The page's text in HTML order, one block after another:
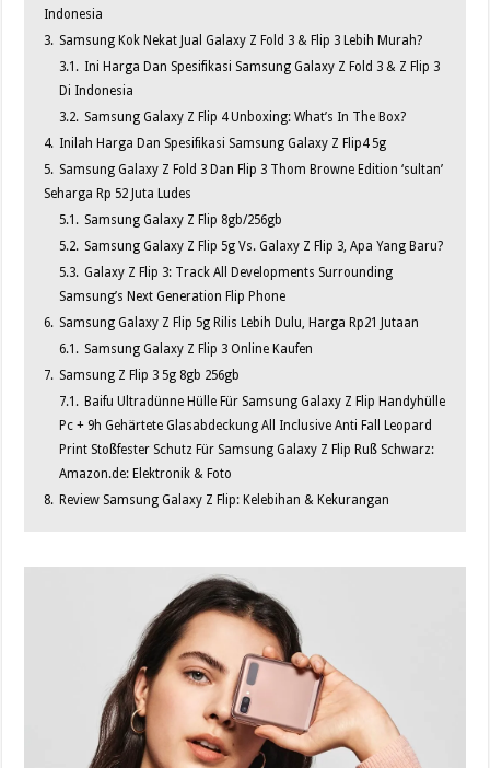
Indonesia
3. Samsung Kok Nekat Jual Galaxy Z Fold 3 & Flip 3 Lebih Murah?
3.1. Ini Harga Dan Spesifikasi Samsung Galaxy Z Fold 3 & Z Flip 3
Di Indonesia
3.2. Samsung Galaxy Z Flip 4 Unboxing: What’s In The Box?
4. Inilah Harga Dan Spesifikasi Samsung Galaxy Z Flip4 5g
5. Samsung Galaxy Z Fold 3 Dan Flip 3 Thom Browne Edition ‘sultan’
Seharga Rp 52 Juta Ludes
5.1. Samsung Galaxy Z Flip 8gb/256gb
5.2. Samsung Galaxy Z Flip 5g Vs. Galaxy Z Flip 3, Apa Yang Baru?
5.3. Galaxy Z Flip 3: Track All Developments Surrounding
Samsung’s Next Generation Flip Phone
6. Samsung Galaxy Z Flip 5g Rilis Lebih Dulu, Harga Rp21 Jutaan
6.1. Samsung Galaxy Z Flip 3 Online Kaufen
7. Samsung Z Flip 3 5g 8gb 256gb
7.1. Baifu Ultradünne Hülle Für Samsung Galaxy Z Flip Handyhülle
Pc + 9h Gehärtete Glasabdeckung All Inclusive Anti Fall Leopard
Print Stoßfester Schutz Für Samsung Galaxy Z Flip Ruß Schwarz:
Amazon.de: Elektronik & Foto
8. Review Samsung Galaxy Z Flip: Kelebihan & Kekurangan